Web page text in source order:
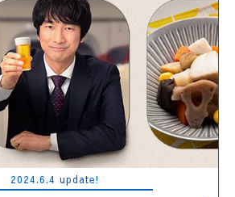
2024.6.4 update!